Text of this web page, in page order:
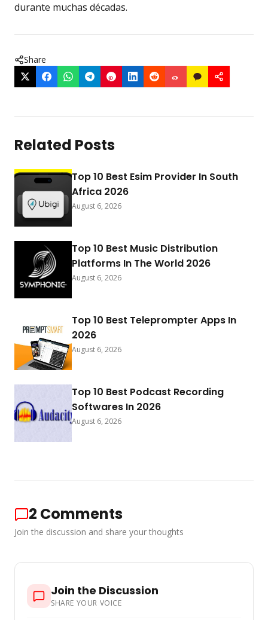
durante muchas décadas.
Share
Related Posts
Top 10 Best Esim Provider In South
Africa 2026
August 6, 2026
Top 10 Best Music Distribution
Platforms In The World 2026
August 6, 2026
Top 10 Best Teleprompter Apps In
2026
August 6, 2026
Top 10 Best Podcast Recording
Softwares In 2026
August 6, 2026
2 Comments
Join the discussion and share your thoughts
Join the Discussion
SHARE YOUR VOICE